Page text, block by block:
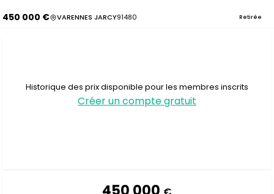
450 000 € VARENNES JARCY91480 Retirée
Historique des prix disponible pour les membres inscrits
Créer un compte gratuit